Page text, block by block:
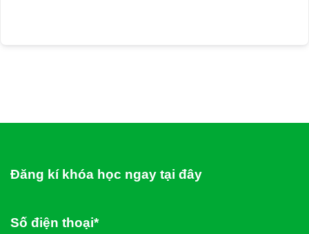
Đăng kí khóa học ngay tại đây
Số điện thoại*